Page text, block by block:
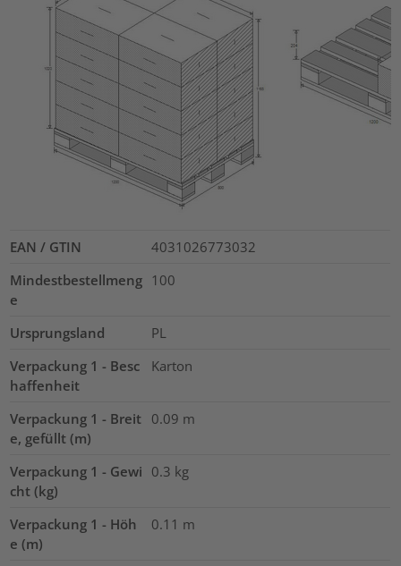
EAN / GTIN
4031026773032
Mindestbestellmeng
e
100
Ursprungsland
PL
Verpackung 1 - Besc
haffenheit
Karton
Verpackung 1 - Breit
e, gefüllt (m)
0.09 m
Verpackung 1 - Gewi
cht (kg)
0.3 kg
Verpackung 1 - Höh
e (m)
0.11 m